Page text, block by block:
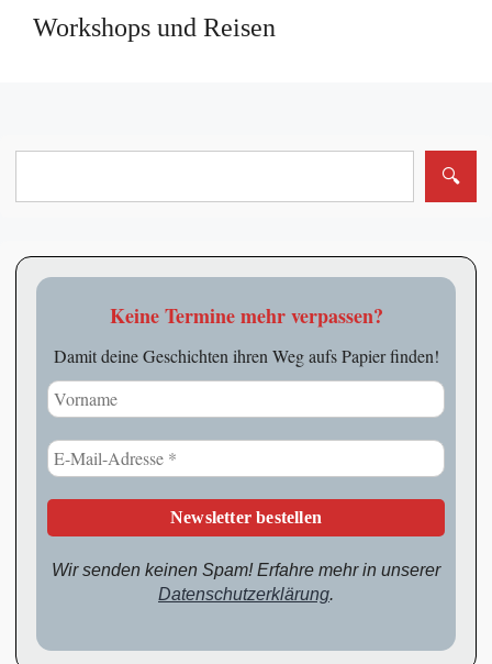
Workshops und Reisen
Keine Termine mehr verpassen?
Damit deine Geschichten ihren Weg aufs Papier finden!
Wir senden keinen Spam! Erfahre mehr in unserer
Datenschutzerklärung.